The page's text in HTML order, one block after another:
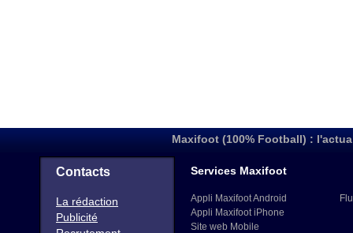
Maxifoot (100% Football) :
Contacts
La rédaction
Publicité
Services Maxifoot
Appli Maxifoot Android
Appli Maxifoot iPhone
Site web Mobile